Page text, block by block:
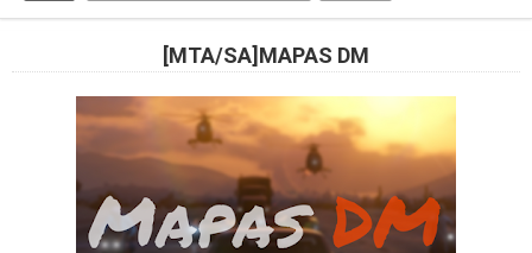
[MTA/SA]MAPAS DM